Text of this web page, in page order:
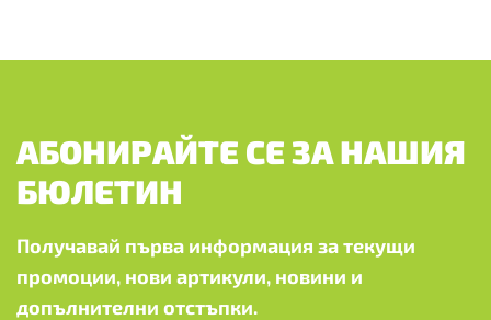
АБОНИРАЙТЕ СЕ ЗА НАШИЯ
БЮЛЕТИН
Получавай първа информация за текущи
промоции, нови артикули, новини и
допълнителни отстъпки.